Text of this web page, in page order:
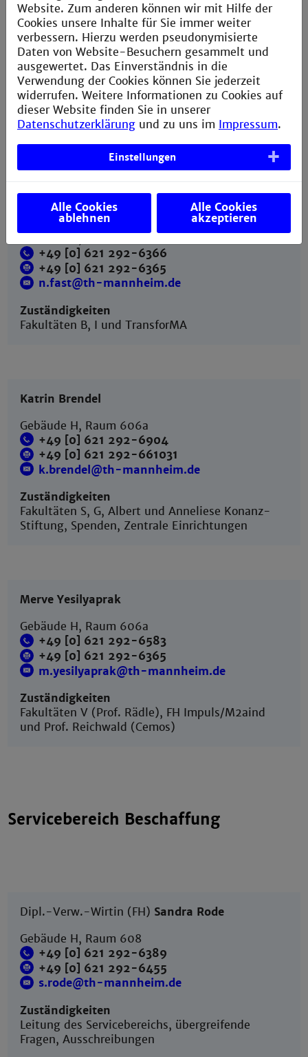
Gebäude H, Raum 606a
+49 [0] 621 292-6825
+49 [0] 621 292-6365
w.hugo@th-mannheim.de
Zuständigkeiten
Grundsatzfragen zu Drittmittelprojekten,
Steuern, fakultätsübergreifende Projekte; stellv.
Nelli Fast
+49 [0] 621 292-6366
+49 [0] 621 292-6365
n.fast@th-mannheim.de
Zuständigkeiten
Fakultäten B, I und TransforMA
Katrin Brendel
Gebäude H, Raum 606a
+49 [0] 621 292-6904
+49 [0] 621 292-661031
k.brendel@th-mannheim.de
Zuständigkeiten
Fakultäten S, G, Albert und Anneliese Konanz-
Stiftung, Spenden, Zentrale Einrichtungen
Merve Yesilyaprak
Gebäude H, Raum 606a
+49 [0] 621 292-6583
+49 [0] 621 292-6365
m.yesilyaprak@th-mannheim.de
Zuständigkeiten
Fakultäten V (Prof. Rädle), FH Impuls/M2aind
und Prof. Reichwald (Cemos)
Servicebereich Beschaffung
Dipl.-Verw.-Wirtin (FH) Sandra Rode
Gebäude H, Raum 608
+49 [0] 621 292-6389
+49 [0] 621 292-6455
s.rode@th-mannheim.de
Zuständigkeiten
Leitung des Servicebereichs, übergreifende
Fragen, Ausschreibungen
Website. Zum anderen können wir mit Hilfe der
Cookies unsere Inhalte für Sie immer weiter
verbessern. Hierzu werden pseudonymisierte
Daten von Website-Besuchern gesammelt und
ausgewertet. Das Einverständnis in die
Verwendung der Cookies können Sie jederzeit
widerrufen. Weitere Informationen zu Cookies auf
dieser Website finden Sie in unserer
Datenschutzerklärung und zu uns im Impressum.
Einstellungen
Alle Cookies
ablehnen
Alle Cookies
akzeptieren